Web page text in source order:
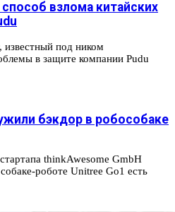
взлома китайских
под ником
в защите компании Pudu
бэкдор в робособаке
thinkAwesome GmbH
роботе Unitree Go1 есть